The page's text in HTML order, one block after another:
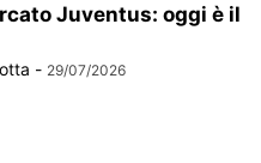
Juventus: oggi è il
- 29/07/2026